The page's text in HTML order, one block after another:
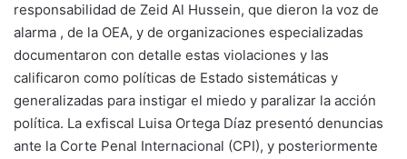
responsabilidad de Zeid Al Hussein, que dieron la voz de
alarma , de la OEA, y de organizaciones especializadas
documentaron con detalle estas violaciones y las
calificaron como políticas de Estado sistemáticas y
generalizadas para instigar el miedo y paralizar la acción
política. La exfiscal Luisa Ortega Díaz presentó denuncias
ante la Corte Penal Internacional (CPI), y posteriormente